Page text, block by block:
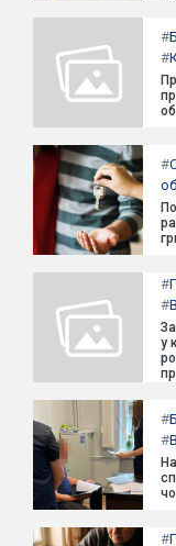
#
#
#
#
#
у
#
#
#